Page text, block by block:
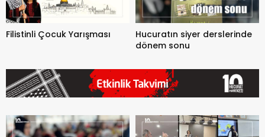
Filistinli Çocuk Yarışması
Hucuratın siyer derslerinde
dönem sonu